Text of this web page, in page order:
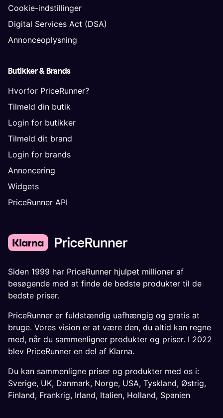
Cookie-indstillinger
Digital Services Act (DSA)
Annonceoplysning
Butikker & Brands
Hvorfor PriceRunner?
Tilmeld din butik
Login for butikker
Tilmeld dit brand
Login for brands
Annoncering
Widgets
PriceRunner API
Siden 1999 har PriceRunner hjulpet millioner af
besøgende med at finde de bedste produkter til de
bedste priser.
PriceRunner er fuldstændig uafhængig og gratis at
bruge. Vores vision er at være den, du altid kan regne
med, når du sammenligner produkter og priser. I 2022
blev PriceRunner en del af Klarna.
Du kan sammenligne priser og produkter med os i:
Sverige, UK, Danmark, Norge, USA, Tyskland, Østrig,
Finland, Frankrig, Irland, Italien, Holland, Spanien